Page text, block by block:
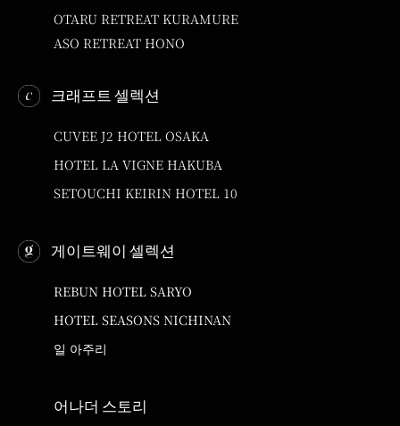
OTARU RETREAT KURAMURE
ASO RETREAT HONO
크래프트 셀렉션
CUVEE J2 HOTEL OSAKA
HOTEL LA VIGNE HAKUBA
SETOUCHI KEIRIN HOTEL 10
게이트웨이 셀렉션
REBUN HOTEL SARYO
HOTEL SEASONS NICHINAN
일 아주리
어나더 스토리